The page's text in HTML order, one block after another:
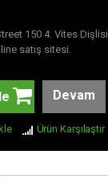
150 4. Vites Dişlisi
satış sitesi.
Devam
Ürün Karşılaştır